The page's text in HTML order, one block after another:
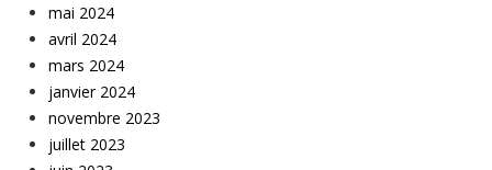
mai 2024
avril 2024
mars 2024
janvier 2024
novembre 2023
juillet 2023